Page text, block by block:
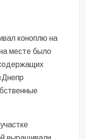
ситуацію
коноплю на
месте было